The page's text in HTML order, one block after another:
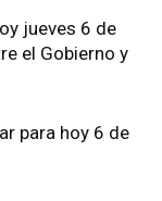
jueves 6 de
el Gobierno y
para hoy 6 de